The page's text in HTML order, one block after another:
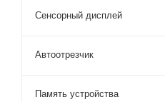
Alster
iKnopka
Сенсорный дисплей
Автоотрезчик
Память устройства